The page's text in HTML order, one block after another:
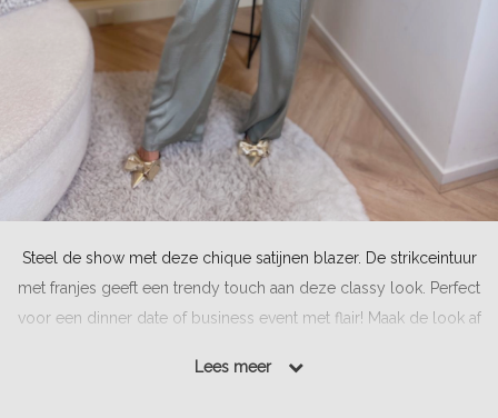
Steel de show met deze chique satijnen blazer. De strikceintuur
met franjes geeft een trendy touch aan deze classy look. Perfect
voor een dinner date of business event met flair! Maak de look af
Lees meer
Lees meer